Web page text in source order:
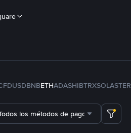
FDUSDBNBETHADASHIBTRXSOLASTER
los métodos de pago